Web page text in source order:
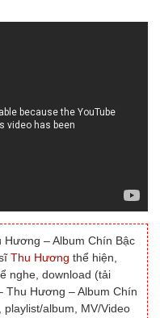
– Album Chín Bậc
Thu Hương thể hiện,
nghe, download (tải
Thu Hương – Album Chín
album, MV/Video